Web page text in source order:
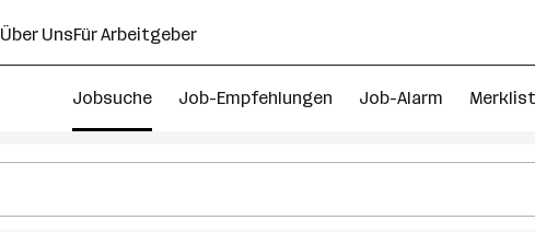
Über UnsFür Arbeitgeber
Jobsuche Job-Empfehlungen Job-Alarm